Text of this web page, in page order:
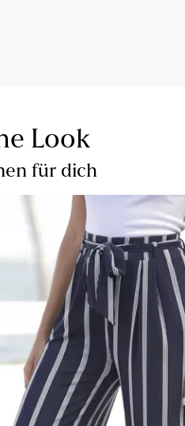
Look
für dich